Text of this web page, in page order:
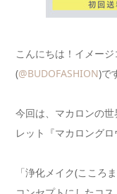
こんにちは！イメー
(@BUDOFASHION)で
今回は、マカロンの
レット『マカロング
「浄化メイク(こころ